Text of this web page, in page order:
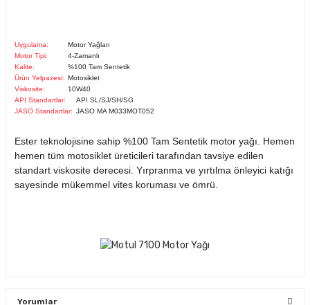
Uygulama:
Motor Yağları
Motor Tipi:
4-Zamanlı
Kalite:
%100 Tam Sentetik
Ürün Yelpazesi: Motosiklet
Viskosite:
10W40
API Standartlar:
API SL/SJ/SH/SG
JASO Standartlar: JASO MA M033MOT052
Ester teknolojisine sahip %100 Tam Sentetik motor yağı. Hemen
hemen tüm motosiklet üreticileri tarafından tavsiye edilen
standart viskosite derecesi. Yırpranma ve yırtılma önleyici katığı
sayesinde mükemmel vites koruması ve ömrü.
Yorumlar